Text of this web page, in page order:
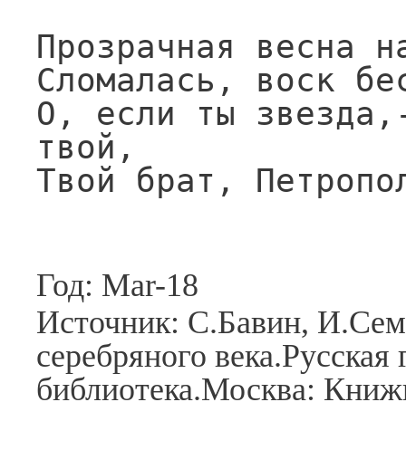
Прозрачная весна
Сломалась, воск
О, если ты
твой,
Твой брат,
Год: Mar-18
Источник: С.Бавин,
серебряного века.Русская
библиотека.Москва: